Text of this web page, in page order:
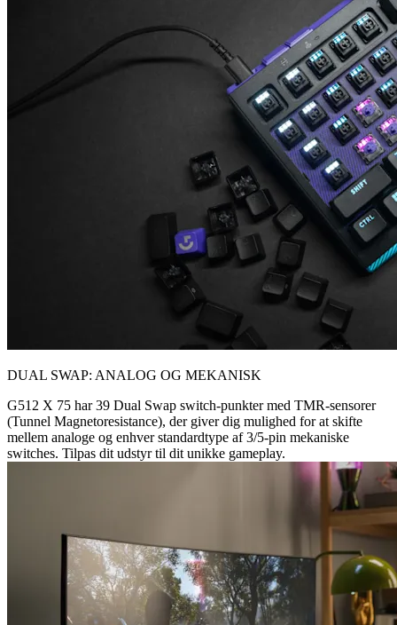
DUAL SWAP: ANALOG OG MEKANISK
G512 X 75 har 39 Dual Swap switch-punkter med TMR-sensorer
(Tunnel Magnetoresistance), der giver dig mulighed for at skifte
mellem analoge og enhver standardtype af 3/5-pin mekaniske
switches. Tilpas dit udstyr til dit unikke gameplay.